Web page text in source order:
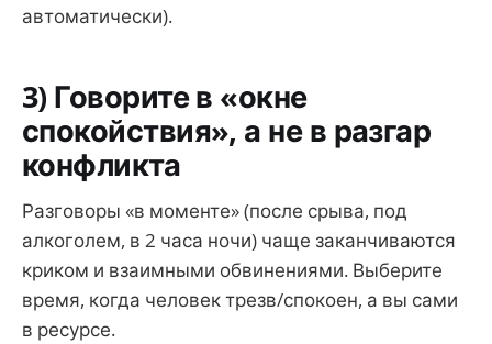
автоматически).
3) Говорите в «окне
спокойствия», а не в разгар
конфликта
Разговоры «в моменте» (после срыва, под
алкоголем, в 2 часа ночи) чаще заканчиваются
криком и взаимными обвинениями. Выберите
время, когда человек трезв/спокоен, а вы сами
в ресурсе.